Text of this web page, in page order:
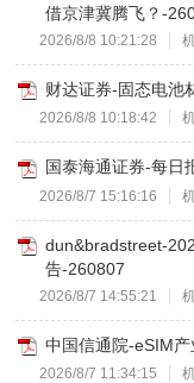
借京津冀腾飞？-
2026/8/8 10:21:28
财达证券-固态电池
2026/8/8 10:18:42
国泰海通证券-每日
2026/8/7 15:16:16
dun&bradstreet-
告-260807
2026/8/7 14:55:21
中国信通院-eSIM
2026/8/7 11:34:15